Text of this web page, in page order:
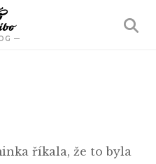
VYHLEDÁVÁNÍ
říkala, že to byla